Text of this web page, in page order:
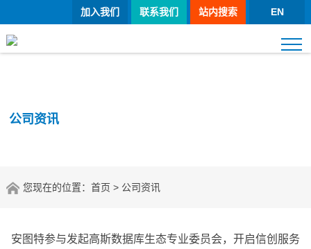
EN
站内搜索
联系我们
加入我们
公司资讯
您现在的位置： 首页 > 公司资讯
安图特参与发起高斯数据库生态专业委员会，开启信创服务